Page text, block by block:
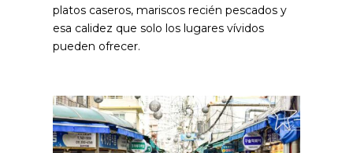
platos caseros, mariscos recién pescados y
esa calidez que solo los lugares vívidos
pueden ofrecer.